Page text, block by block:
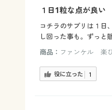
１日1粒な点が良い
コチラのサプリは１日
し回った事も。ずっと
商品： ファンケル 楽
役に立った 1